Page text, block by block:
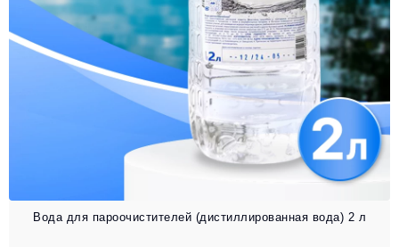
Вода для пароочистителей (дистиллированная вода) 2 л